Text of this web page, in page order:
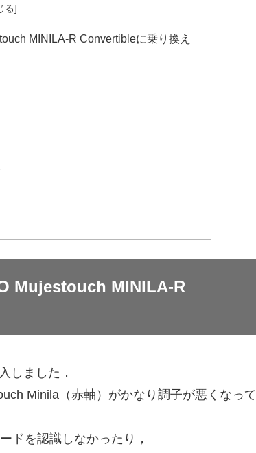
MINILA-R Convertibleに乗り換え
Mujestouch MINILA-R
しました．
Minila（赤軸）がかなり調子が悪くなって
ドを認識しなかったり，